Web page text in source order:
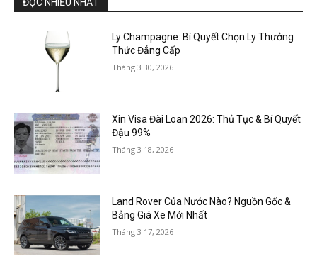
ĐỌC NHIỀU NHẤT
Ly Champagne: Bí Quyết Chọn Ly Thưởng
Thức Đẳng Cấp
Tháng 3 30, 2026
Xin Visa Đài Loan 2026: Thủ Tục & Bí Quyết
Đậu 99%
Tháng 3 18, 2026
Land Rover Của Nước Nào? Nguồn Gốc &
Bảng Giá Xe Mới Nhất
Tháng 3 17, 2026